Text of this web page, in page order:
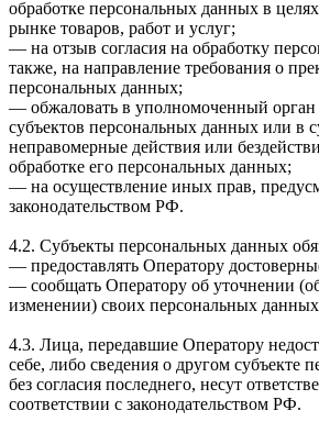
обработке персональных данных в
рынке товаров, работ и услуг;
— на отзыв согласия на обработку
также, на направление требования о
персональных данных;
— обжаловать в уполномоченный орган
субъектов персональных данных или в
неправомерные действия или
обработке его персональных данных;
— на осуществление иных прав,
законодательством РФ.
4.2. Субъекты персональных данных
— предоставлять Оператору
— сообщать Оператору об уточнении
изменении) своих персональных
4.3. Лица, передавшие Оператору
себе, либо сведения о другом субъекте
без согласия последнего, несут
соответствии с законодательством РФ.